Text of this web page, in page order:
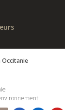
Occitanie